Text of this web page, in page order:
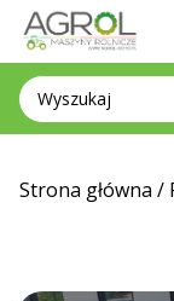
Wyszukiwarka
produktów
Strona główna /